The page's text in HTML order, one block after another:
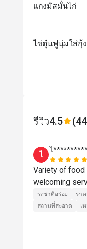
แกงมัสมั่นไก่
ไข่ตุ๋นฟูนุ่มใส่กุ้
รีวิว4.5
ไ
ไ
Variety of food
รสชาติอร่อย รา
สถานที่สะอาด
เ